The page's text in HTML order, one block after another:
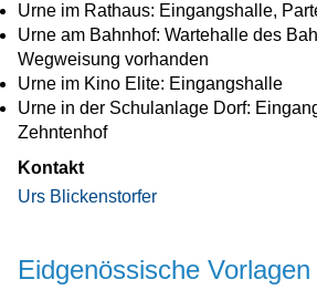
Urne im Rathaus: Eingangshalle,
Urne am Bahnhof: Wartehalle des
Wegweisung vorhanden
Urne im Kino Elite: Eingangshalle
Urne in der Schulanlage Dorf:
Zehntenhof
Kontakt
Urs Blickenstorfer
Eidgenössische Vorlagen